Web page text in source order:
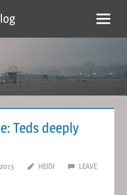
Menu
Teds deeply
HEIDI
LEAVE